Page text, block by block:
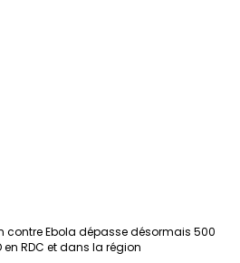
contre Ebola dépasse désormais 500
en RDC et dans la région